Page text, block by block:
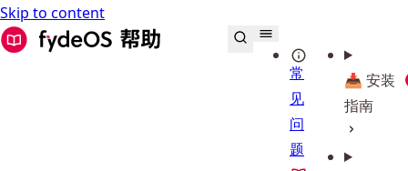
Skip to content
FydeOS 帮助中心
常
见
问
题
📥 安装
指南